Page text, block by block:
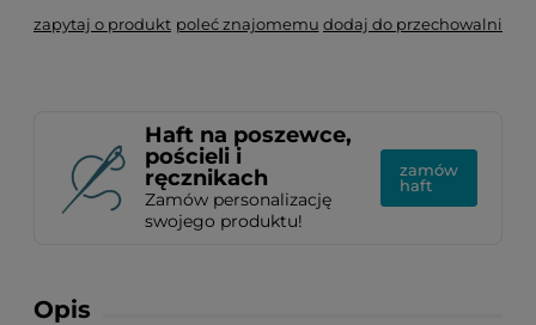
zapytaj o produkt poleć znajomemu dodaj do przechowalni
Haft na poszewce,
pościeli i
ręcznikach
Zamów personalizację
swojego produktu!
zamów
haft
Opis